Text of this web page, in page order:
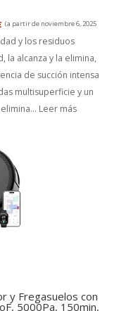
(a partir de noviembre 6, 2025
y los residuos
la alcanza y la elimina,
de succión intensa
multisuperficie y un
Leer más
y Fregasuelos con
5000Pa, 150min,